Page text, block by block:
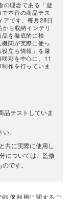
の理念である「遊
本音の商品テス
アです。毎月28日
ら収納インテリ
を徹底的に検
関が実際に使っ
立ち情報」を厳
彩を中心に、11
作を行っていま
品テストしていま
。
共に実際に使用し
については、監修
です。
促利用に関するご